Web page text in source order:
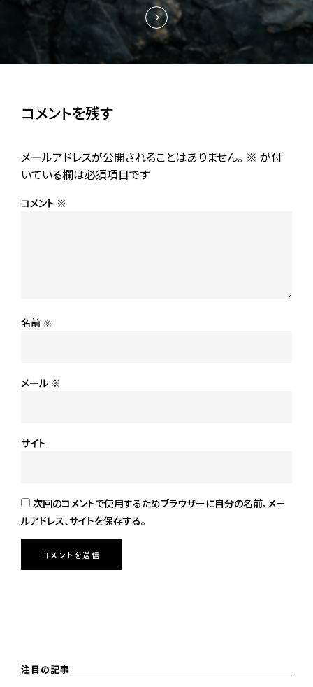
コメントを残す
メールアドレスが公開されることはありません。 ※ が付
いている欄は必須項目です
コメント ※
名前 ※
メール ※
サイト
次回のコメントで使用するためブラウザーに自分の名前、メー
ルアドレス、サイトを保存する。
注目の記事